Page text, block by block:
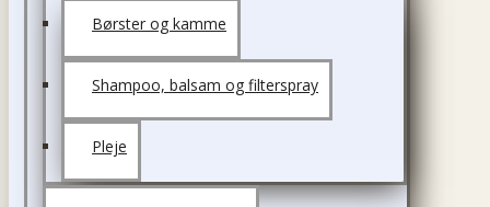
Børster og kamme
Shampoo, balsam og filterspray
Pleje